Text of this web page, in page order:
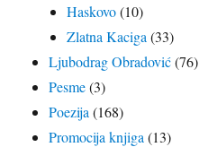
Haskovo(10)
Zlatna Kaciga (33)
Ljubodrag Obradović(76)
Pesme(3)
Poezija (168)
Promocija knjiga (13)